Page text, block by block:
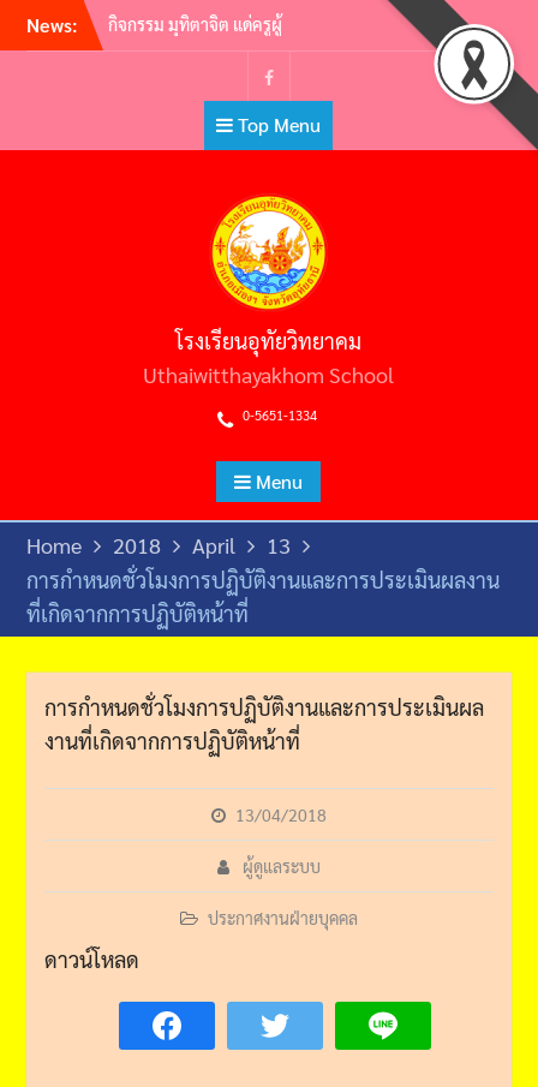
Skip
to
News:
กิจกรรม มุทิตาจิต แด่ครูผู้
เกษียณอายุราชการ ประจำปี
2565 | ครูผู้พากเพียร เกษียณสู่
กิจกรรมอ.ท.ว. เกมส์ (U.T.W.
GAMES) 2565
ต้อนรับคณะศึกษาดูงาน คณะผู้
บริหารสถานศึกษามัธยมศึกษา
สหวิทยาเขตประโคนชัย
พิธีถวายราชสักการะวันพ่อขุน
รามคำแหงมหาราช และวัน
ยุทธหัตถีสมเด็จพระนเรศวร
Top Menu
โรงเรียนอุทัยวิทยาคม
Uthaiwitthayakhom School
0-5651-1334
Menu
Home 2018 April
13
การกำหนดชั่วโมงการปฏิบัติงานและการประเมินผลงาน
ที่เกิดจากการปฏิบัติหน้าที่
การกำหนดชั่วโมงการปฏิบัติงานและการประเมินผล
งานที่เกิดจากการปฏิบัติหน้าที่
13/04/2018
ผู้ดูแลระบบ
ประกาศงานฝ่ายบุคคล
ดาวน์โหลด